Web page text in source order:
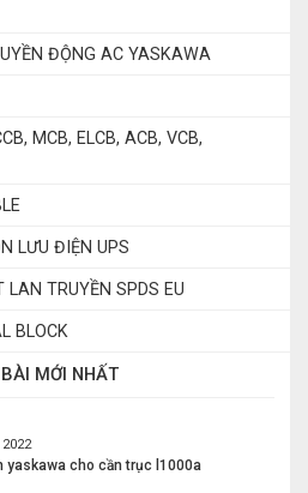
ĐỘNG AC YASKAWA
MCB, ELCB, ACB, VCB,
LƯU ĐIỆN UPS
LAN TRUYỀN SPDS EU
BLOCK
MỚI NHẤT
yaskawa cho cần trục l1000a